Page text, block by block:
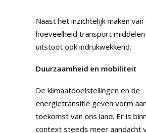
Naast het inzichtelijk maken van
hoeveelheid transport middelen
uitstoot ook indrukwekkend.
Duurzaamheid en mobiliteit
De klimaatdoelstellingen en de
energietransitie geven vorm
toekomst van ons land. Er is
context steeds meer aandacht